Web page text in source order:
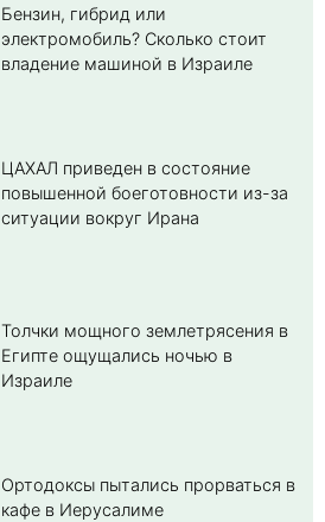
Бензин, гибрид или
электромобиль? Cколько стоит
владение машиной в Израиле
ЦАХАЛ приведен в состояние
повышенной боеготовности из-за
ситуации вокруг Ирана
Толчки мощного землетрясения в
Египте ощущались ночью в
Израиле
Ортодоксы пытались прорваться в
кафе в Иерусалиме